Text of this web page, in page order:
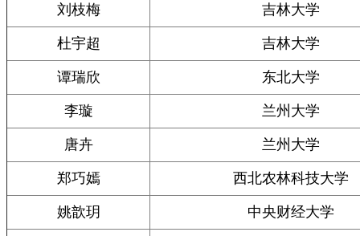
刘枝梅 吉林大学
杜宇超 吉林大学
谭瑞欣 东北大学
李璇 兰州大学
唐卉 兰州大学
郑巧嫣 西北农林科技大学
姚歆玥 中央财经大学